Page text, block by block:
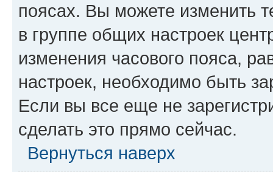
поясах. Вы можете изменить
в группе общих настроек
изменения часового пояса,
настроек, необходимо быть
Если вы все еще не
сделать это прямо сейчас.
Вернуться наверх